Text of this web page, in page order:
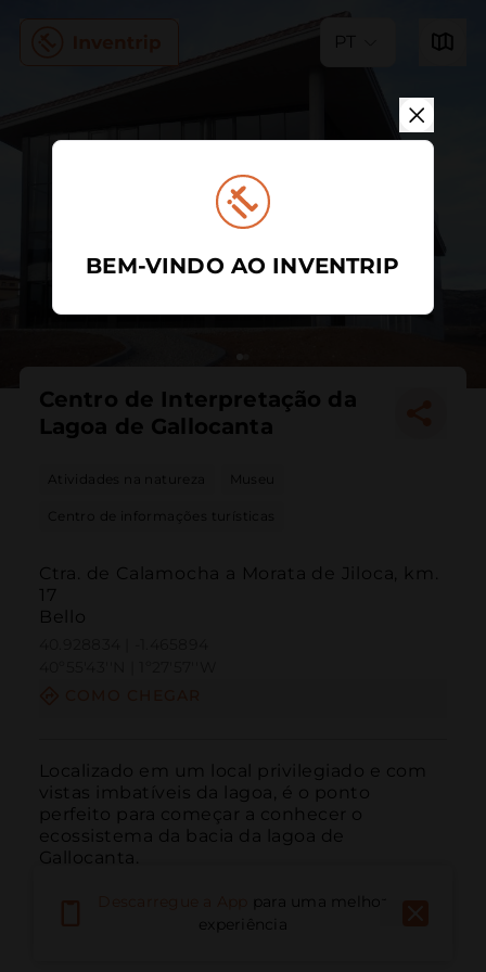
PT
Centro de Interpretação da
Lagoa de Gallocanta
Atividades na natureza Museu
Centro de informações turísticas
Ctra. de Calamocha a Morata de Jiloca, km.
17
Bello
Localizado em um local privilegiado e com
vistas imbatíveis da lagoa, é o ponto
perfeito para começar a conhecer o
ecossistema da bacia da lagoa de
Gallocanta.
para uma melhor
experiência
BEM-VINDO AO INVENTRIP